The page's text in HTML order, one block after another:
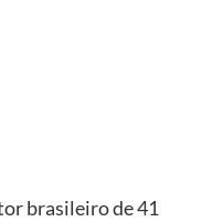
brasileiro de 41